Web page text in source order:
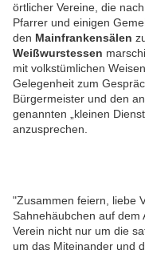
örtlicher Vereine, die
Pfarrer und einigen
den Mainfrankensälen
Weißwurstessen
mit volkstümlichen
Gelegenheit zum
Bürgermeister und den
genannten „kleinen
anzusprechen.
"Zusammen feiern, liebe
Sahnehäubchen auf dem
Verein nicht nur um die
um das Miteinander und